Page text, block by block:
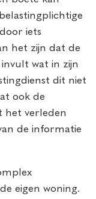
iets
het zijn dat de
wat in zijn
dit niet
ook de
het verleden
de informatie
eigen woning.